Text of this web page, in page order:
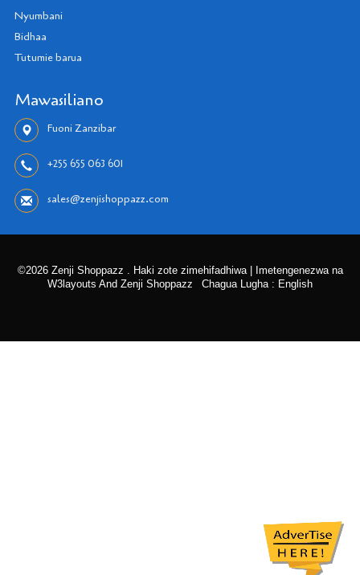
Nyumbani
Bidhaa
Tutumie barua
Mawasiliano
Fuoni Zanzibar
+255 655 063 601
sales@zenjishoppazz.com
©2026 Zenji Shoppazz . Haki zote zimehifadhiwa | Imetengenezwa na
W3layouts And Zenji Shoppazz
Chagua Lugha : English